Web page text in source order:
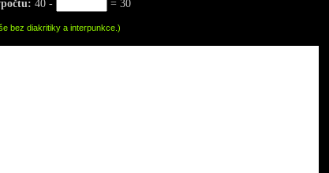
40 - = 30
bez diakritiky a interpunkce.)